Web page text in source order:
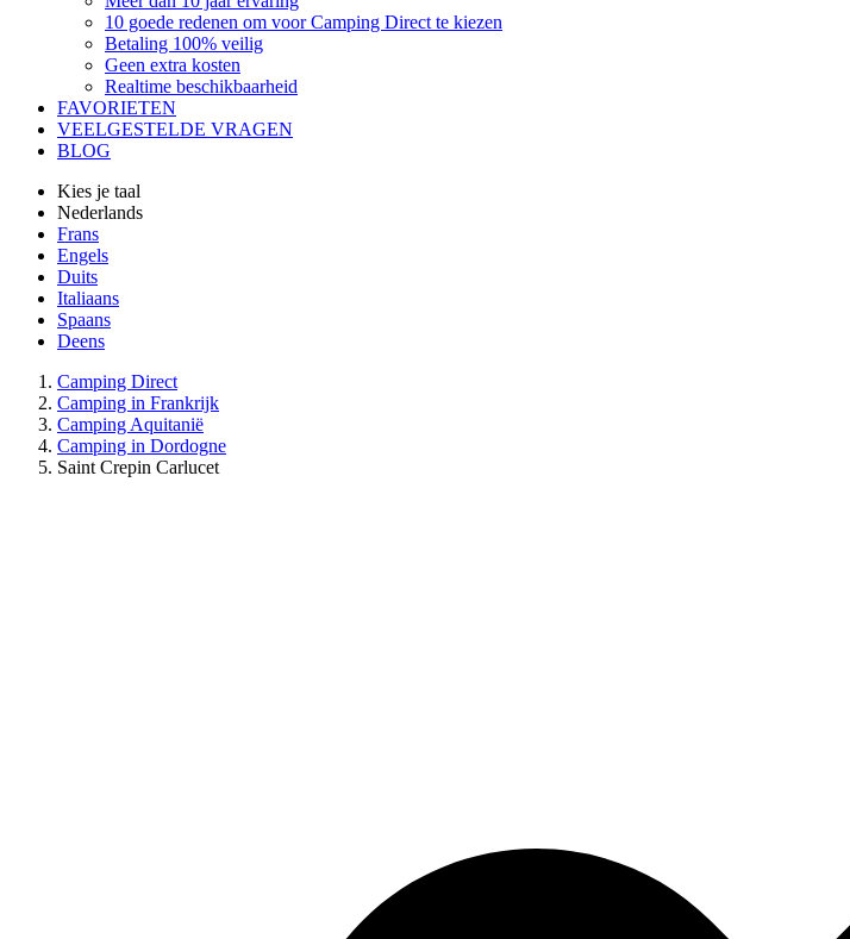
10 goede redenen om voor Camping Direct te kiezen
Betaling 100% veilig
Geen extra kosten
Realtime beschikbaarheid
FAVORIETEN
VEELGESTELDE VRAGEN
BLOG
Kies je taal
Nederlands
Frans
Engels
Duits
Italiaans
Spaans
Deens
Camping Direct
Camping in Frankrijk
Camping Aquitanië
Camping in Dordogne
Saint Crepin Carlucet